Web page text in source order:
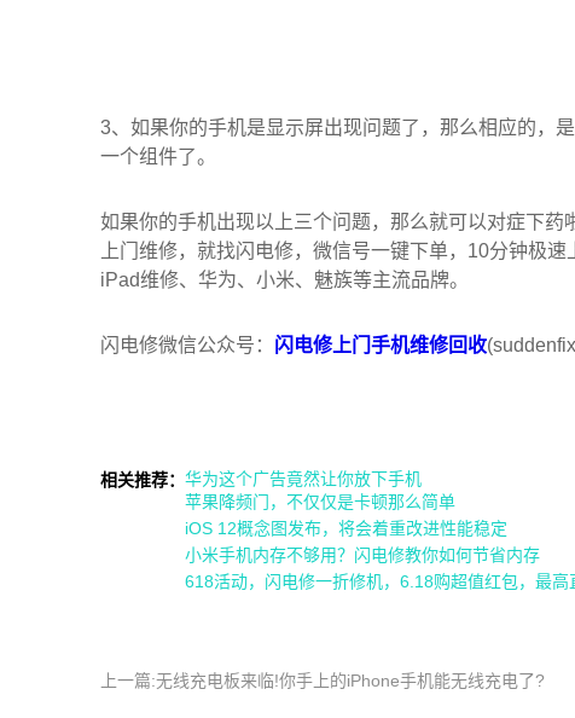
3、如果你的手机是显示屏出现问题了，那么相应的，
一个组件了。
如果你的手机出现以上三个问题，那么就可以对症下
上门维修，就找闪电修，微信号一键下单，10分钟极
iPad维修、华为、小米、魅族等主流品牌。
闪电修微信公众号： 闪电修上门手机维修回收
相关推荐： 华为这个广告竟然让你放下手机
苹果降频门，不仅仅是卡顿那么简单
iOS 12概念图发布，将会着重改进性能稳定
小米手机内存不够用？闪电修教你如何节省内存
618活动，闪电修一折修机，6.18购超值红包，最高
上一篇:无线充电板来临!你手上的iPhone手机能无线充电了?